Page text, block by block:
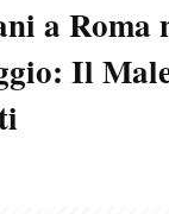
a Roma
Il